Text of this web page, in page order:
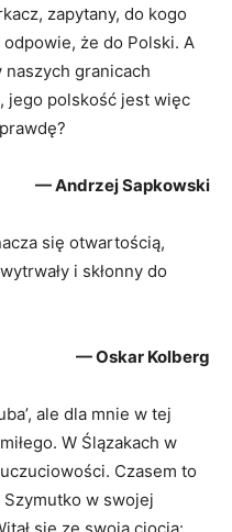
zapytany, do kogo
że do Polski. A
naszych granicach
jego polskość jest więc
— Andrzej Sapkowski
się otwartością,
i skłonny do
— Oskar Kolberg
ale dla mnie w tej
W Ślązakach w
Czasem to
w swojej